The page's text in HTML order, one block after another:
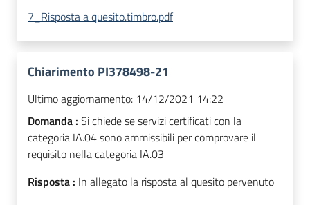
7_Risposta a quesito.timbro.pdf
Chiarimento PI378498-21
Ultimo aggiornamento: 14/12/2021 14:22
Domanda : Si chiede se servizi certificati con la
categoria IA.04 sono ammissibili per comprovare il
requisito nella categoria IA.03
Risposta : In allegato la risposta al quesito pervenuto